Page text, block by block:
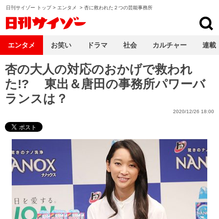
日刊サイゾー トップ> エンタメ > 杏に救われた２つの芸能事務所
杏の大人の対応のおかげで救われ
た!? 東出＆唐田の事務所パワーバ
ランスは？
2020/12/26 18:00
エンタメ お笑い ドラマ 社会 カルチャー 連載